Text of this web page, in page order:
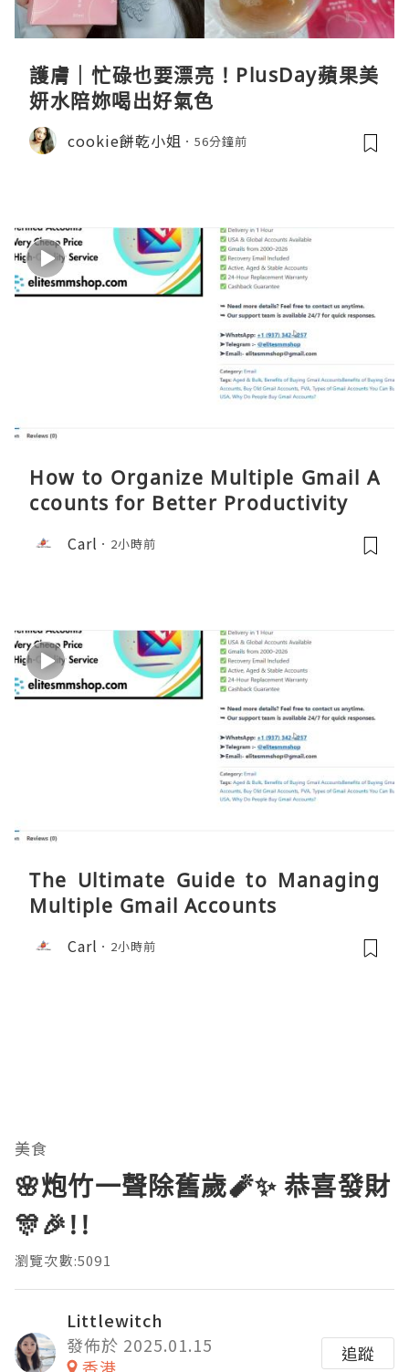
護膚｜忙碌也要漂亮！PlusDay蘋果美
妍水陪妳喝出好氣色
cookie餅乾小姐 56分鐘前
How to Organize Multiple Gmail A
ccounts for Better Productivity
Carl 2小時前
The Ultimate Guide to Managing
Multiple Gmail Accounts
Carl 2小時前
美食
🌸炮竹一聲除舊歲🧨✨ 恭喜發財
🎊🎉!!
瀏覽次數:5091
Littlewitch
發佈於 2025.01.15
追蹤